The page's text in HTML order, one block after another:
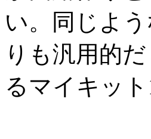
い。同じよ
りも汎用的
るマイキッ